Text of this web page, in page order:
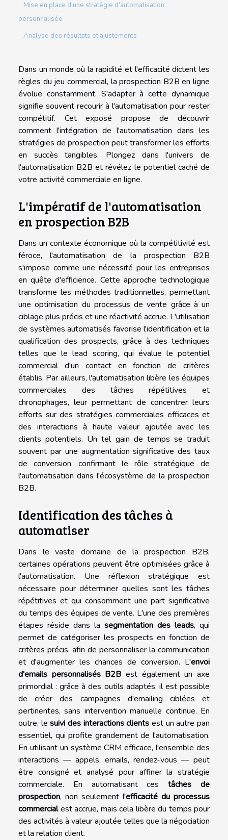
Mise en place d'une stratégie d'automatisation
personnalisée
Analyse des résultats et ajustements
Dans un monde où la rapidité et l'efficacité dictent les
règles du jeu commercial, la prospection B2B en ligne
évolue constamment. S'adapter à cette dynamique
signifie souvent recourir à l'automatisation pour rester
compétitif. Cet exposé propose de découvrir
comment l'intégration de l'automatisation dans les
stratégies de prospection peut transformer les efforts
en succès tangibles. Plongez dans l'univers de
l'automatisation B2B et révélez le potentiel caché de
votre activité commerciale en ligne.
L'impératif de l'automatisation
en prospection B2B
Dans un contexte économique où la compétitivité est
féroce, l'automatisation de la prospection B2B
s'impose comme une nécessité pour les entreprises
en quête d'efficience. Cette approche technologique
transforme les méthodes traditionnelles, permettant
une optimisation du processus de vente grâce à un
ciblage plus précis et une réactivité accrue. L'utilisation
de systèmes automatisés favorise l'identification et la
qualification des prospects, grâce à des techniques
telles que le lead scoring, qui évalue le potentiel
commercial d'un contact en fonction de critères
établis. Par ailleurs, l'automatisation libère les équipes
commerciales des tâches répétitives et
chronophages, leur permettant de concentrer leurs
efforts sur des stratégies commerciales efficaces et
des interactions à haute valeur ajoutée avec les
clients potentiels. Un tel gain de temps se traduit
souvent par une augmentation significative des taux
de conversion, confirmant le rôle stratégique de
l'automatisation dans l'écosystème de la prospection
B2B.
Identification des tâches à
automatiser
Dans le vaste domaine de la prospection B2B,
certaines opérations peuvent être optimisées grâce à
l'automatisation. Une réflexion stratégique est
nécessaire pour déterminer quelles sont les tâches
répétitives et qui consomment une part significative
du temps des équipes de vente. L'une des premières
étapes réside dans la segmentation des leads, qui
permet de catégoriser les prospects en fonction de
critères précis, afin de personnaliser la communication
et d'augmenter les chances de conversion. L'envoi
d'emails personnalisés B2B est également un axe
primordial : grâce à des outils adaptés, il est possible
de créer des campagnes d'emailing ciblées et
pertinentes, sans intervention manuelle continue. En
outre, lesuivi des interactions clients est un autre pan
essentiel, qui profite grandement de l'automatisation.
En utilisant un système CRM efficace, l'ensemble des
interactions — appels, emails, rendez-vous — peut
être consigné et analysé pour affiner la stratégie
commerciale. En automatisant cestâches de
prospection, non seulement l'efficacité du processus
commercialest accrue, mais cela libère du temps pour
des activités à valeur ajoutée telles que la négociation
et la relation client.